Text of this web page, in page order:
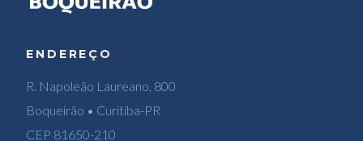
ENDEREÇO
R. Napoleão Laureano, 800
Boqueirão • Curitiba-PR
CEP 81650-210